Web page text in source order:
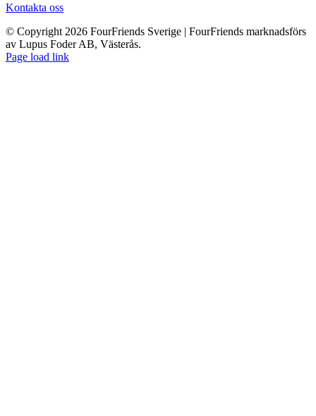
Kontakta oss
© Copyright 2026 FourFriends Sverige | FourFriends marknadsförs
av Lupus Foder AB, Västerås.
Page load link